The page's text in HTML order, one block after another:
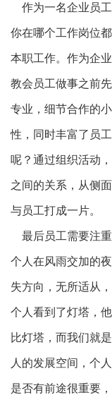
作为一名企业员
你在哪个工作岗位
本职工作。作为企
教会员工做事之前
专业，细节合作的
性，同时丰富了员
呢？通过组织活动
之间的关系，从侧
与员工打成一片。
最后员工需要注
个人在风雨交加的
失方向，无所适从
个人看到了灯塔，
比灯塔，而我们就
人的发展空间，个
是否有前途很重要